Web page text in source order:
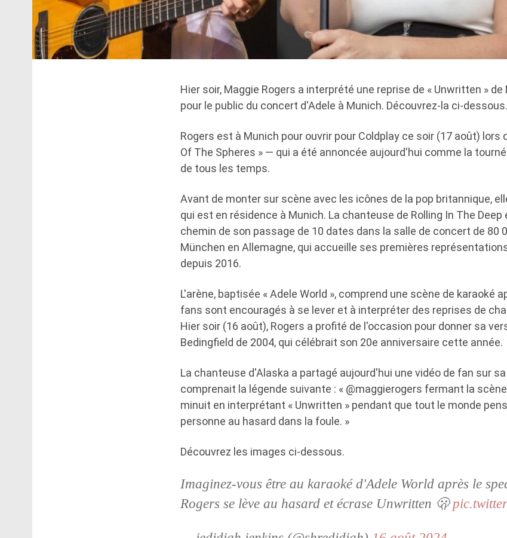
Hier soir, Maggie Rogers a interprété une reprise de « Unwritten »
pour le public du concert d'Adele à Munich. Découvrez-la ci-dessous.
Rogers est à Munich pour ouvrir pour Coldplay ce soir (17 août) lors
Of The Spheres » — qui a été annoncée aujourd'hui comme la
de tous les temps.
Avant de monter sur scène avec les icônes de la pop britannique,
qui est en résidence à Munich. La chanteuse de Rolling In The
chemin de son passage de 10 dates dans la salle de concert de 80
München en Allemagne, qui accueille ses premières
depuis 2016.
L'arène, baptisée « Adele World », comprend une scène de karaoké
fans sont encouragés à se lever et à interpréter des reprises de
Hier soir (16 août), Rogers a profité de l'occasion pour donner sa
Bedingfield de 2004, qui célébrait son 20e anniversaire cette année.
La chanteuse d'Alaska a partagé aujourd'hui une vidéo de fan sur
comprenait la légende suivante : « @maggierogers fermant la
minuit en interprétant « Unwritten » pendant que tout le monde
personne au hasard dans la foule. »
Découvrez les images ci-dessous.
Imaginez-vous être au karaoké d'Adele World après le
Rogers se lève au hasard et écrase Unwritten 🫢